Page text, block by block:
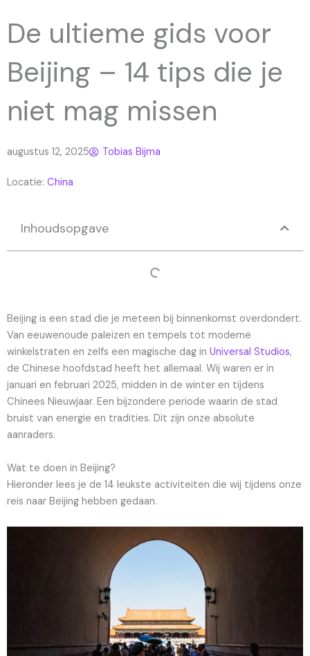
De ultieme gids voor
Beijing – 14 tips die je
niet mag missen
augustus 12, 2025 Tobias Bijma
Locatie: China
Inhoudsopgave
Beijing is een stad die je meteen bij binnenkomst overdondert.
Van eeuwenoude paleizen en tempels tot moderne
winkelstraten en zelfs een magische dag in Universal Studios,
de Chinese hoofdstad heeft het allemaal. Wij waren er in
januari en februari 2025, midden in de winter en tijdens
Chinees Nieuwjaar. Een bijzondere periode waarin de stad
bruist van energie en tradities. Dit zijn onze absolute
aanraders.
Wat te doen in Beijing?
Hieronder lees je de 14 leukste activiteiten die wij tijdens onze
reis naar Beijing hebben gedaan.